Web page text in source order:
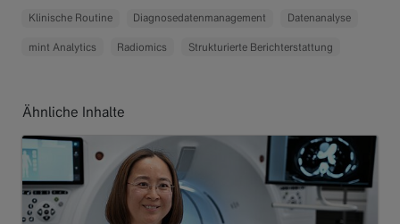
Klinische Routine Diagnosedatenmanagement Datenanalyse
mint Analytics Radiomics Strukturierte Berichterstattung
Ähnliche Inhalte